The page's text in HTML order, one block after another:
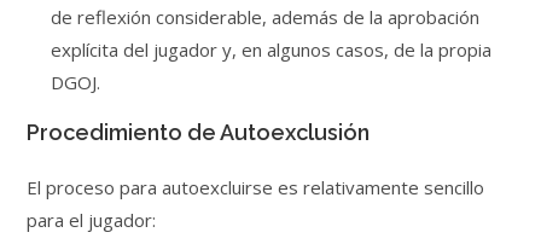
de reflexión considerable, además de la aprobación
explícita del jugador y, en algunos casos, de la propia
DGOJ.
Procedimiento de Autoexclusión
El proceso para autoexcluirse es relativamente sencillo
para el jugador: